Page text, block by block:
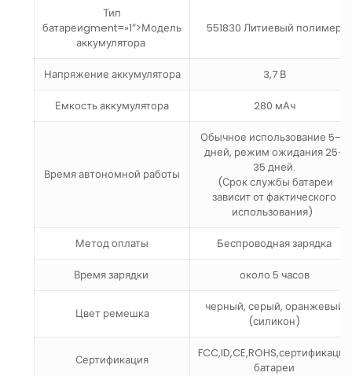
Тип
батареиgment=»1″>Модель
аккумулятора
551830 Литиевый полимер
Напряжение аккумулятора 3,7 В
Емкость аккумулятора 280 мАч
Время автономной работы
Обычное использование 5–6
дней, режим ожидания 25–
35 дней.
(Срок службы батареи
зависит от фактического
использования)
Метод оплаты Беспроводная зарядка
Время зарядки около 5 часов
Цвет ремешка
черный, серый, оранжевый
(силикон)
Сертификация
FCC,ID,CE,ROHS,сертификация
батареи